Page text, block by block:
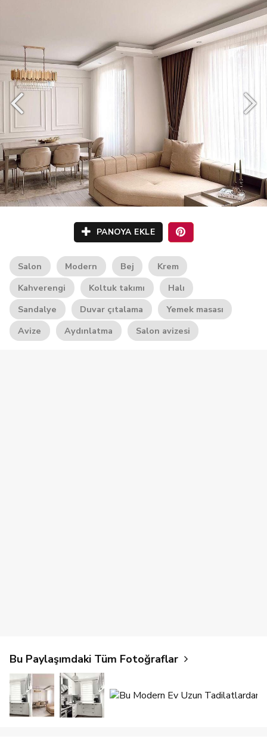
PANOYA EKLE
Salon Modern Bej
Krem
Kahverengi
Koltuk takımı
Halı
Sandalye
Duvar çıtalama
Yemek masası
Avize
Aydınlatma Salon avizesi
Bu Paylaşımdaki Tüm Fotoğraflar